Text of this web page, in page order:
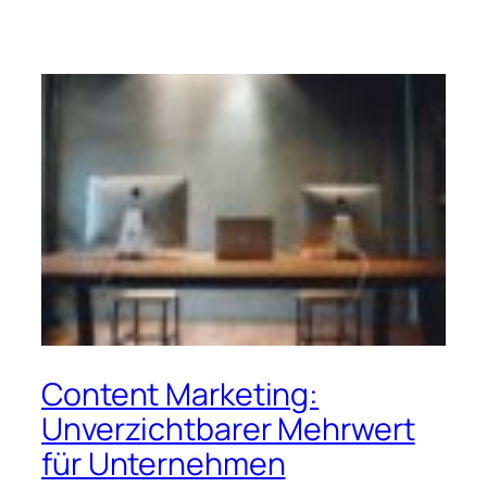
Content Marketing:
Unverzichtbarer Mehrwert
für Unternehmen